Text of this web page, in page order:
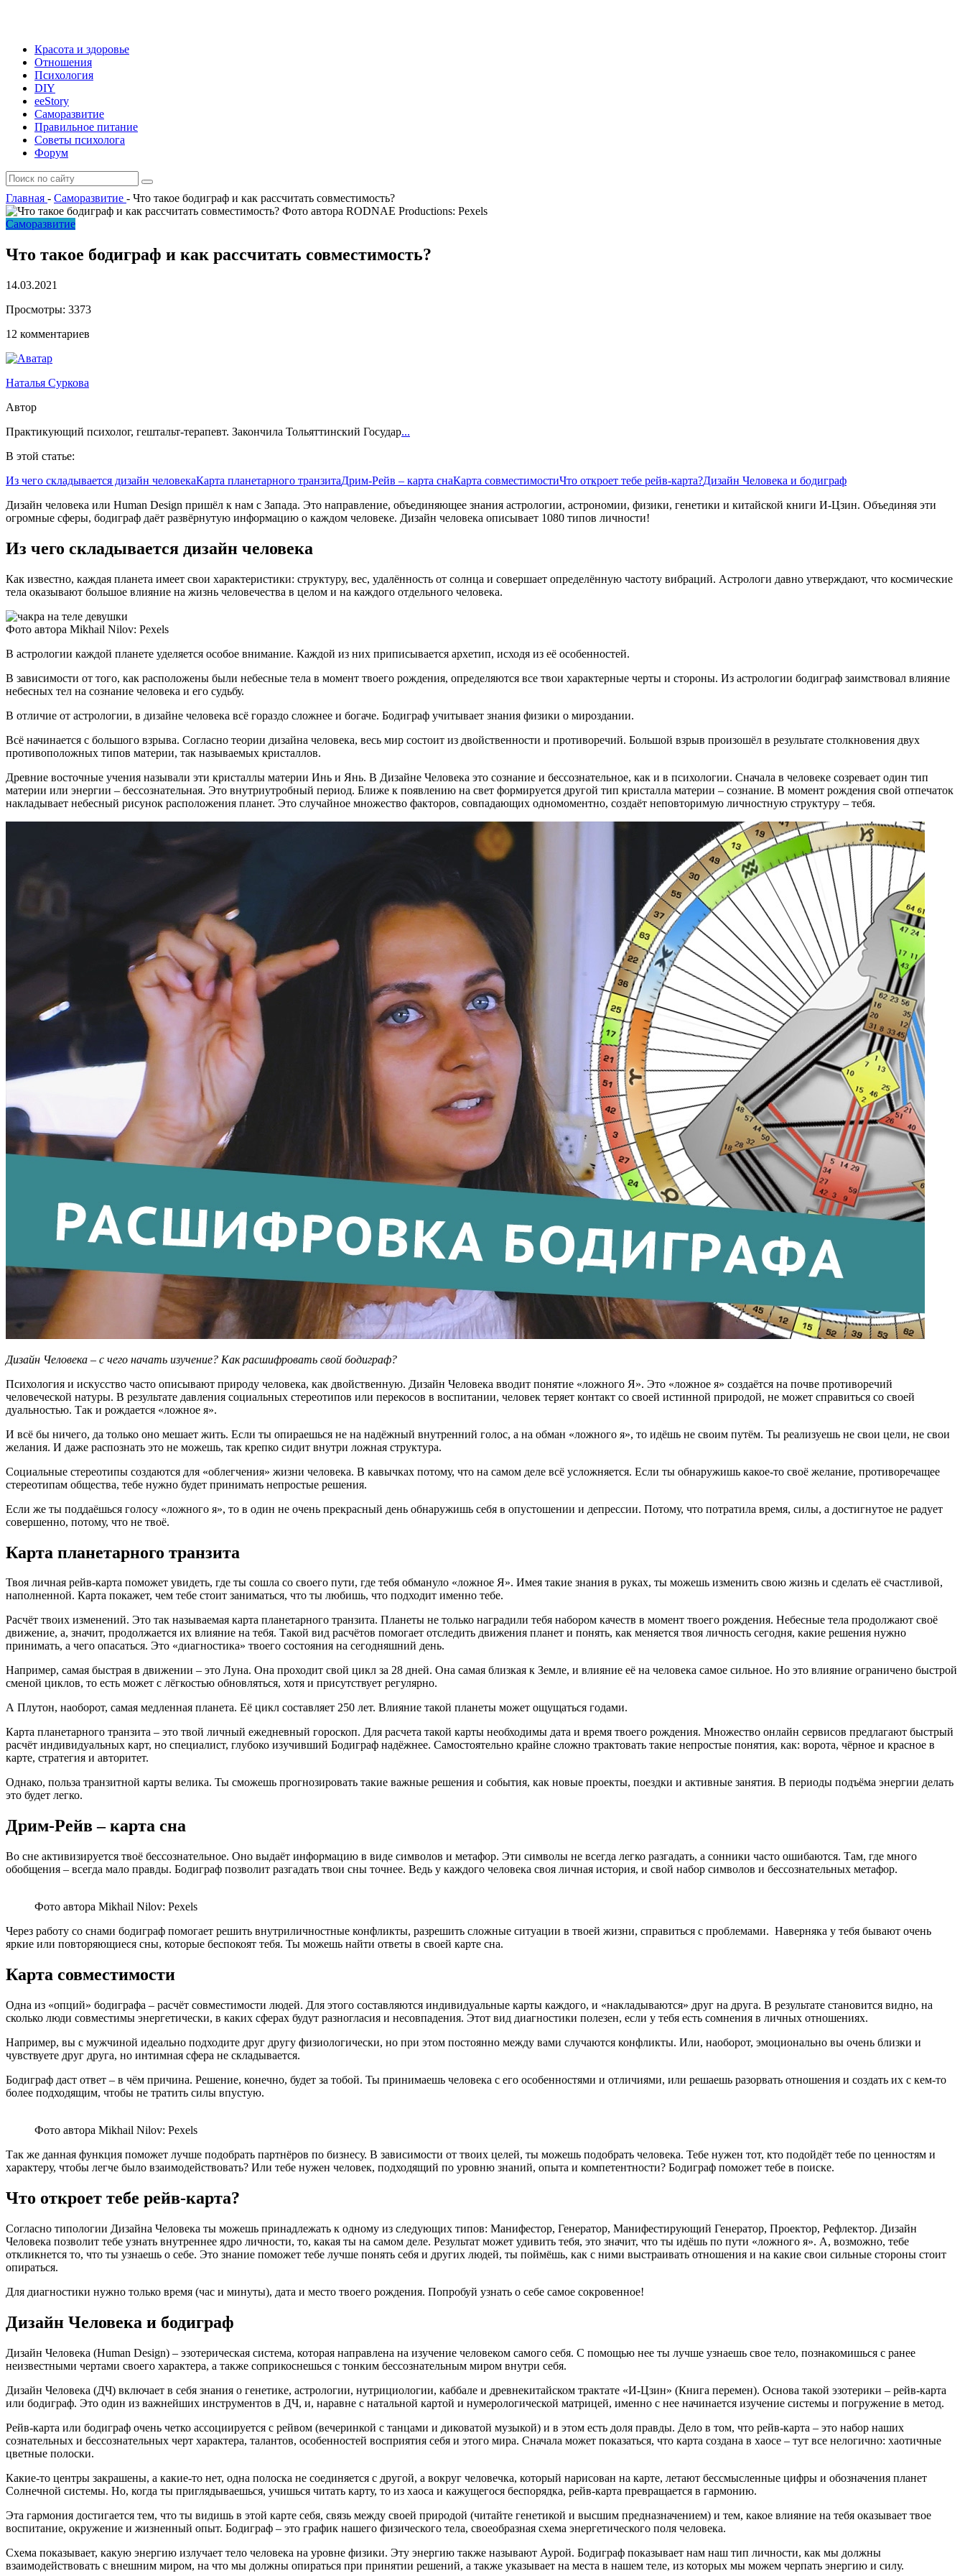
Красота и здоровье
Отношения
Психология
DIY
ееStory
Саморазвитие
Правильное питание
Советы психолога
Форум
Главная - Саморазвитие - Что такое бодиграф и как рассчитать совместимость?
Фото автора RODNAE Productions: Pexels
Саморазвитие
Что такое бодиграф и как рассчитать совместимость?
14.03.2021
Просмотры: 3373
12 комментариев
Наталья Суркова
Автор
Практикующий психолог, гештальт-терапевт. Закончила Тольяттинский Государ...
В этой статье:
Из чего складывается дизайн человекаКарта планетарного транзитаДрим-Рейв – карта снаКарта совместимостиЧто откроет тебе рейв-карта?Дизайн Человека и бодиграф
Дизайн человека или Human Design пришёл к нам с Запада. Это направление, объединяющее знания астрологии, астрономии, физики, генетики и китайской книги И-Цзин. Объединяя эти
огромные сферы, бодиграф даёт развёрнутую информацию о каждом человеке. Дизайн человека описывает 1080 типов личности!
Из чего складывается дизайн человека
Как известно, каждая планета имеет свои характеристики: структуру, вес, удалённость от солнца и совершает определённую частоту вибраций. Астрологи давно утверждают, что космические
тела оказывают большое влияние на жизнь человечества в целом и на каждого отдельного человека.
Фото автора Mikhail Nilov: Pexels
В астрологии каждой планете уделяется особое внимание. Каждой из них приписывается архетип, исходя из её особенностей.
В зависимости от того, как расположены были небесные тела в момент твоего рождения, определяются все твои характерные черты и стороны. Из астрологии бодиграф заимствовал влияние
небесных тел на сознание человека и его судьбу.
В отличие от астрологии, в дизайне человека всё гораздо сложнее и богаче. Бодиграф учитывает знания физики о мироздании.
Всё начинается с большого взрыва. Согласно теории дизайна человека, весь мир состоит из двойственности и противоречий. Большой взрыв произошёл в результате столкновения двух
противоположных типов материи, так называемых кристаллов.
Древние восточные учения называли эти кристаллы материи Инь и Янь. В Дизайне Человека это сознание и бессознательное, как и в психологии. Сначала в человеке созревает один тип
материи или энергии – бессознательная. Это внутриутробный период. Ближе к появлению на свет формируется другой тип кристалла материи – сознание. В момент рождения свой отпечаток
накладывает небесный рисунок расположения планет. Это случайное множество факторов, совпадающих одномоментно, создаёт неповторимую личностную структуру – тебя.
Дизайн Человека – с чего начать изучение? Как расшифровать свой бодиграф?
Психология и искусство часто описывают природу человека, как двойственную. Дизайн Человека вводит понятие «ложного Я». Это «ложное я» создаётся на почве противоречий
человеческой натуры. В результате давления социальных стереотипов или перекосов в воспитании, человек теряет контакт со своей истинной природой, не может справиться со своей
дуальностью. Так и рождается «ложное я».
И всё бы ничего, да только оно мешает жить. Если ты опираешься не на надёжный внутренний голос, а на обман «ложного я», то идёшь не своим путём. Ты реализуешь не свои цели, не свои
желания. И даже распознать это не можешь, так крепко сидит внутри ложная структура.
Социальные стереотипы создаются для «облегчения» жизни человека. В кавычках потому, что на самом деле всё усложняется. Если ты обнаружишь какое-то своё желание, противоречащее
стереотипам общества, тебе нужно будет принимать непростые решения.
Если же ты поддаёшься голосу «ложного я», то в один не очень прекрасный день обнаружишь себя в опустошении и депрессии. Потому, что потратила время, силы, а достигнутое не радует
совершенно, потому, что не твоё.
Карта планетарного транзита
Твоя личная рейв-карта поможет увидеть, где ты сошла со своего пути, где тебя обмануло «ложное Я». Имея такие знания в руках, ты можешь изменить свою жизнь и сделать её счастливой,
наполненной. Карта покажет, чем тебе стоит заниматься, что ты любишь, что подходит именно тебе.
Расчёт твоих изменений. Это так называемая карта планетарного транзита. Планеты не только наградили тебя набором качеств в момент твоего рождения. Небесные тела продолжают своё
движение, а, значит, продолжается их влияние на тебя. Такой вид расчётов помогает отследить движения планет и понять, как меняется твоя личность сегодня, какие решения нужно
принимать, а чего опасаться. Это «диагностика» твоего состояния на сегодняшний день.
Например, самая быстрая в движении – это Луна. Она проходит свой цикл за 28 дней. Она самая близкая к Земле, и влияние её на человека самое сильное. Но это влияние ограничено быстрой
сменой циклов, то есть может с лёгкостью обновляться, хотя и присутствует регулярно.
А Плутон, наоборот, самая медленная планета. Её цикл составляет 250 лет. Влияние такой планеты может ощущаться годами.
Карта планетарного транзита – это твой личный ежедневный гороскоп. Для расчета такой карты необходимы дата и время твоего рождения. Множество онлайн сервисов предлагают быстрый
расчёт индивидуальных карт, но специалист, глубоко изучивший Бодиграф надёжнее. Самостоятельно крайне сложно трактовать такие непростые понятия, как: ворота, чёрное и красное в
карте, стратегия и авторитет.
Однако, польза транзитной карты велика. Ты сможешь прогнозировать такие важные решения и события, как новые проекты, поездки и активные занятия. В периоды подъёма энергии делать
это будет легко.
Дрим-Рейв – карта сна
Во сне активизируется твоё бессознательное. Оно выдаёт информацию в виде символов и метафор. Эти символы не всегда легко разгадать, а сонники часто ошибаются. Там, где много
обобщения – всегда мало правды. Бодиграф позволит разгадать твои сны точнее. Ведь у каждого человека своя личная история, и свой набор символов и бессознательных метафор.
Фото автора Mikhail Nilov: Pexels
Через работу со снами бодиграф помогает решить внутриличностные конфликты, разрешить сложные ситуации в твоей жизни, справиться с проблемами. Наверняка у тебя бывают очень
яркие или повторяющиеся сны, которые беспокоят тебя. Ты можешь найти ответы в своей карте сна.
Карта совместимости
Одна из «опций» бодиграфа – расчёт совместимости людей. Для этого составляются индивидуальные карты каждого, и «накладываются» друг на друга. В результате становится видно, на
сколько люди совместимы энергетически, в каких сферах будут разногласия и несовпадения. Этот вид диагностики полезен, если у тебя есть сомнения в личных отношениях.
Например, вы с мужчиной идеально подходите друг другу физиологически, но при этом постоянно между вами случаются конфликты. Или, наоборот, эмоционально вы очень близки и
чувствуете друг друга, но интимная сфера не складывается.
Бодиграф даст ответ – в чём причина. Решение, конечно, будет за тобой. Ты принимаешь человека с его особенностями и отличиями, или решаешь разорвать отношения и создать их с кем-то
более подходящим, чтобы не тратить силы впустую.
Фото автора Mikhail Nilov: Pexels
Так же данная функция поможет лучше подобрать партнёров по бизнесу. В зависимости от твоих целей, ты можешь подобрать человека. Тебе нужен тот, кто подойдёт тебе по ценностям и
характеру, чтобы легче было взаимодействовать? Или тебе нужен человек, подходящий по уровню знаний, опыта и компетентности? Бодиграф поможет тебе в поиске.
Что откроет тебе рейв-карта?
Согласно типологии Дизайна Человека ты можешь принадлежать к одному из следующих типов: Манифестор, Генератор, Манифестирующий Генератор, Проектор, Рефлектор. Дизайн
Человека позволит тебе узнать внутреннее ядро личности, то, какая ты на самом деле. Результат может удивить тебя, это значит, что ты идёшь по пути «ложного я». А, возможно, тебе
откликнется то, что ты узнаешь о себе. Это знание поможет тебе лучше понять себя и других людей, ты поймёшь, как с ними выстраивать отношения и на какие свои сильные стороны стоит
опираться.
Для диагностики нужно только время (час и минуты), дата и место твоего рождения. Попробуй узнать о себе самое сокровенное!
Дизайн Человека и бодиграф
Дизайн Человека (Human Design) – эзотерическая система, которая направлена на изучение человеком самого себя. С помощью нее ты лучше узнаешь свое тело, познакомишься с ранее
неизвестными чертами своего характера, а также соприкоснешься с тонким бессознательным миром внутри себя.
Дизайн Человека (ДЧ) включает в себя знания о генетике, астрологии, нутрициологии, каббале и древнекитайском трактате «И-Цзин» (Книга перемен). Основа такой эзотерики – рейв-карта
или бодиграф. Это один из важнейших инструментов в ДЧ, и, наравне с натальной картой и нумерологической матрицей, именно с нее начинается изучение системы и погружение в метод.
Рейв-карта или бодиграф очень четко ассоциируется с рейвом (вечеринкой с танцами и диковатой музыкой) и в этом есть доля правды. Дело в том, что рейв-карта – это набор наших
сознательных и бессознательных черт характера, талантов, особенностей восприятия себя и этого мира. Сначала может показаться, что карта создана в хаосе – тут все нелогично: хаотичные
цветные полоски.
Какие-то центры закрашены, а какие-то нет, одна полоска не соединяется с другой, а вокруг человечка, который нарисован на карте, летают бессмысленные цифры и обозначения планет
Солнечной системы. Но, когда ты приглядываешься, учишься читать карту, то из хаоса и кажущегося беспорядка, рейв-карта превращается в гармонию.
Эта гармония достигается тем, что ты видишь в этой карте себя, связь между своей природой (читайте генетикой и высшим предназначением) и тем, какое влияние на тебя оказывает твое
воспитание, окружение и жизненный опыт. Бодиграф – это график нашего физического тела, своеобразная схема энергетического поля человека.
Схема показывает, какую энергию излучает тело человека на уровне физики. Эту энергию также называют Аурой. Бодиграф показывает нам наш тип личности, как мы должны
взаимодействовать с внешним миром, на что мы должны опираться при принятии решений, а также указывает на места в нашем теле, из которых мы можем черпать энергию и силу.